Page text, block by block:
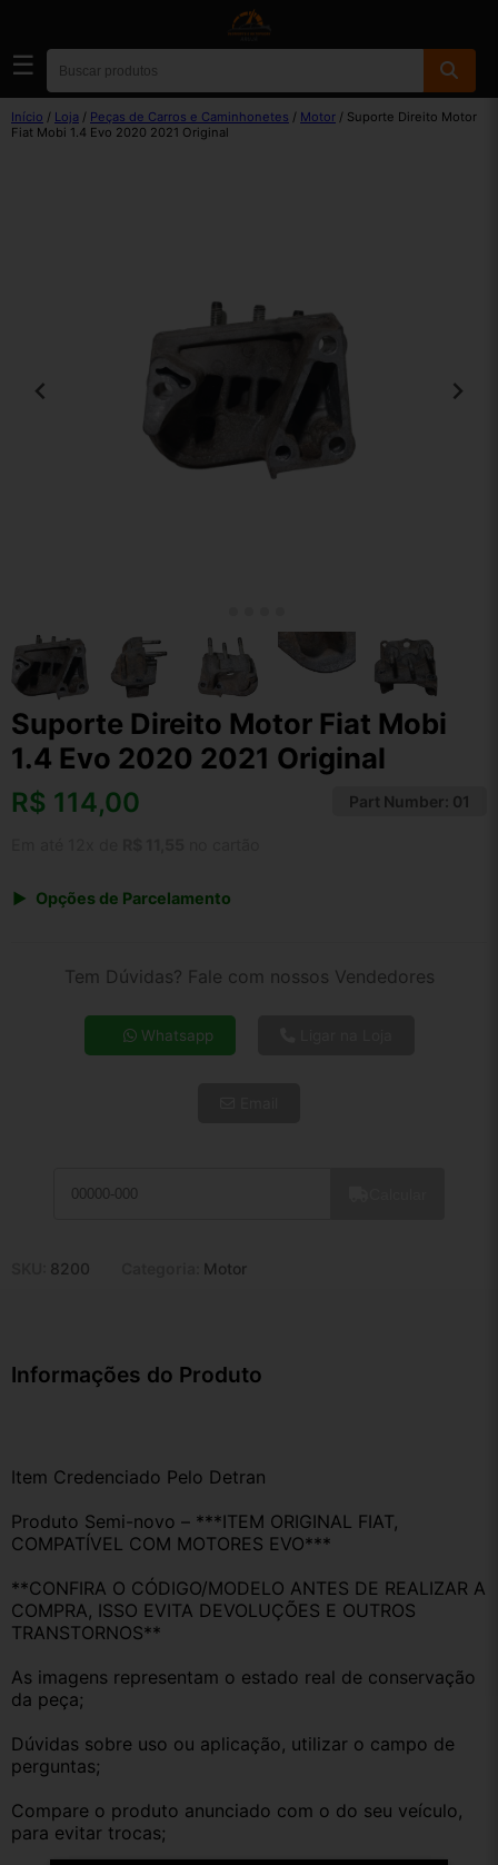
☰
Início / Loja / Peças de Carros e Caminhonetes / Motor / Suporte Direito Motor
Fiat Mobi 1.4 Evo 2020 2021 Original
Suporte Direito Motor Fiat Mobi
1.4 Evo 2020 2021 Original
R$ 114,00 Part Number: 01
Opções de Parcelamento
4x de R$ 31,60
5x de R$ 25,61
10x de R$ 13,53
Tem Dúvidas? Fale com nossos Vendedores
Whatsapp
8200 Motor
Informações do Produto
Item Credenciado Pelo Detran
Produto Semi-novo – ***ITEM ORIGINAL FIAT,
COMPATÍVEL COM MOTORES EVO***
**CONFIRA O CÓDIGO/MODELO ANTES DE REALIZAR A
COMPRA, ISSO EVITA DEVOLUÇÕES E OUTROS
TRANSTORNOS**
As imagens representam o estado real de conservação
da peça;
Dúvidas sobre uso ou aplicação, utilizar o campo de
perguntas;
Compare o produto anunciado com o do seu veículo,
para evitar trocas;